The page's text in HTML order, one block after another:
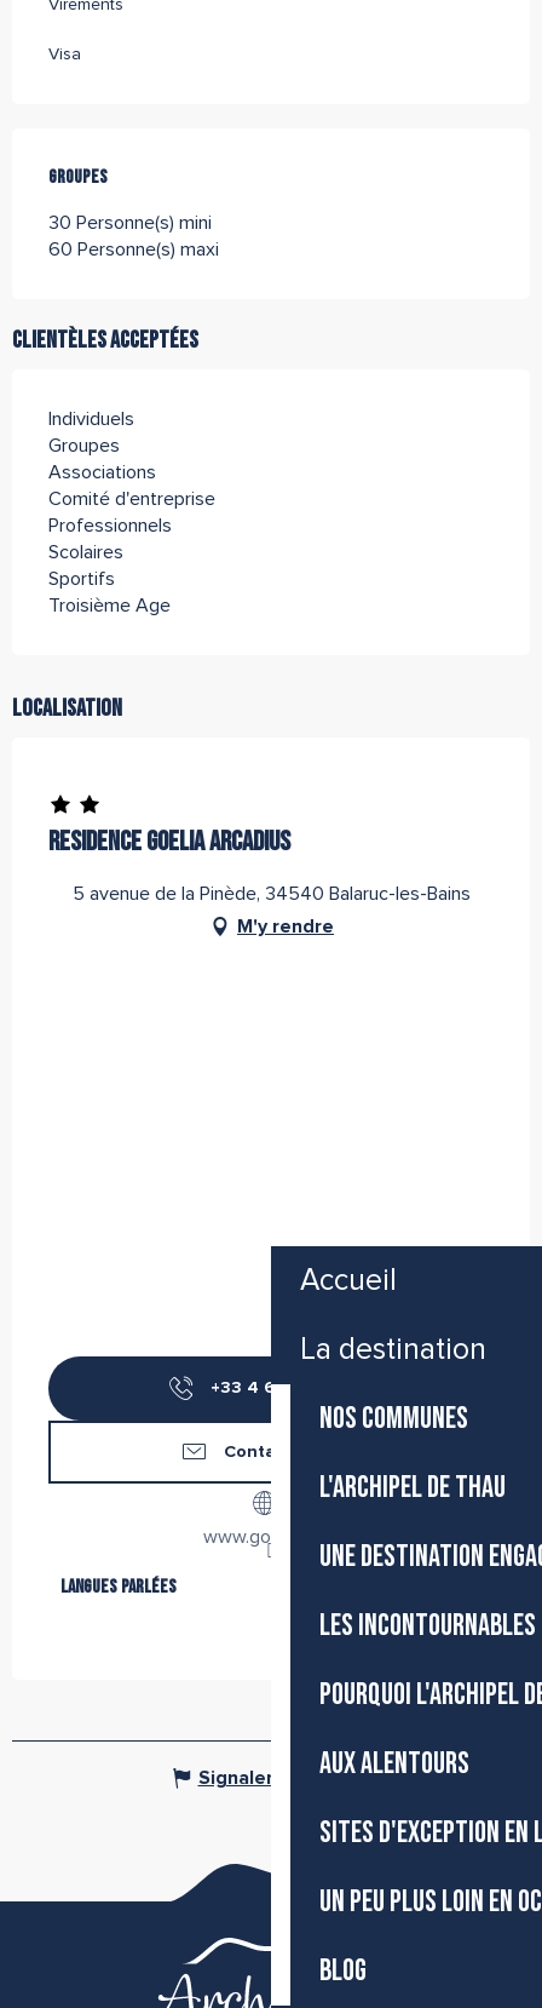
Accueil
La destination
NOS COMMUNES
L'ARCHIPEL DE THAU
UNE DESTINATION
LES
POURQUOI L'ARCHIPEL
AUX ALENTOURS
SITES D'EXCEPTION EN
UN PEU PLUS LOIN EN
BLOG
Virements
Visa
Groupes
Groupes
30 Personne(s) mini
60 Personne(s) maxi
Clientèles acceptées
Individuels
Groupes
Associations
Comité d'entreprise
Professionnels
Scolaires
Sportifs
Troisième Age
Localisation
RESIDENCE GOELIA ARCADIUS
5 avenue de la Pinède, 34540 Balaruc-les-Bains
M'y rendre
+33 4 67 46 46
Contactez-nous
www.goelia.com
Langues parlées
Langues parlées
Signaler une erreur